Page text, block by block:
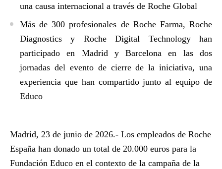
una causa internacional a través de Roche Global
Más de 300 profesionales de Roche Farma, Roche
Diagnostics y Roche Digital Technology han
participado en Madrid y Barcelona en las dos
jornadas del evento de cierre de la iniciativa, una
experiencia que han compartido junto al equipo de
Educo
Madrid, 23 de junio de 2026.- Los empleados de Roche
España han donado un total de 20.000 euros para la
Fundación Educo en el contexto de la campaña de la